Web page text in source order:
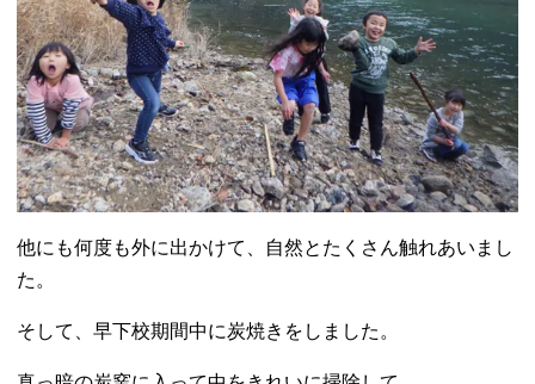
他にも何度も外に出かけて、自然とたくさん触れあいまし
た。
そして、早下校期間中に炭焼きをしました。